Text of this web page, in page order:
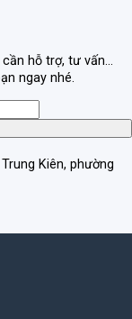
hỗ trợ, tư vấn...
ngay nhé.
Kiên, phường